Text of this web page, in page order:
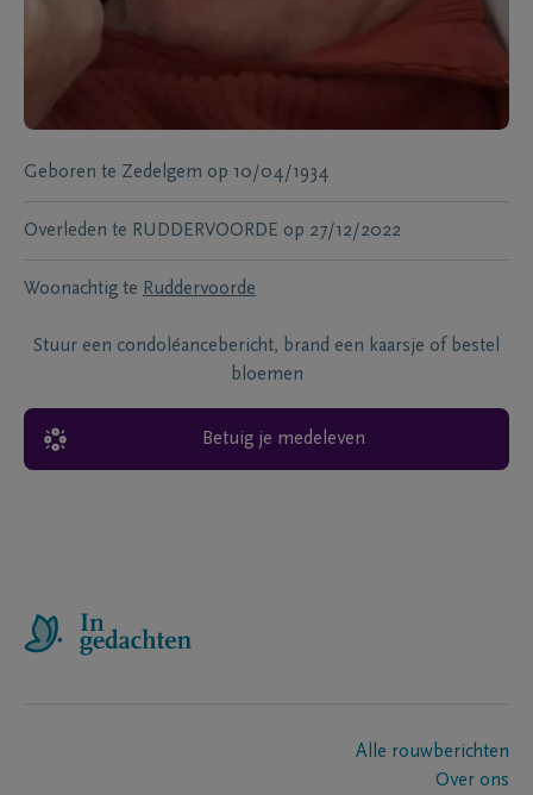
Geboren te Zedelgem op 10/04/1934
Overleden te RUDDERVOORDE op 27/12/2022
Woonachtig te Ruddervoorde
Stuur een condoléancebericht, brand een kaarsje of bestel
bloemen
Betuig je medeleven
Alle rouwberichten
Over ons